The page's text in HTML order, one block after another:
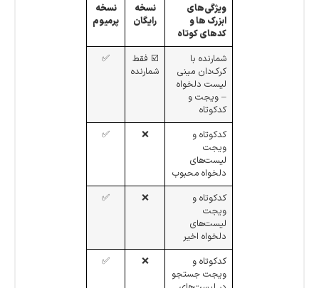
ویژگی‌های
ابزرک ها و
کدهای کوتاه
نسخه
رایگان
نسخه
پرمیوم
شمارنده با
کرک‌دان مینی
لیست دلخواه
– ویجت و
کدکوتاه
☑️ فقط
شمارنده
✅
کدکوتاه و
ویجت
لیست‌های
دلخواه محبوب
❌
✅
کدکوتاه و
ویجت
لیست‌های
دلخواه اخیر
❌
✅
کدکوتاه و
ویجت جستجو
❌
✅